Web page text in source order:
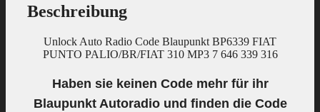
Menge
Beschreibung
Unlock Auto Radio Code Blaupunkt BP6339 FIAT
PUNTO PALIO/BR/FIAT 310 MP3 7 646 339 316
Haben sie keinen Code mehr für ihr
Blaupunkt Autoradio und finden die Code